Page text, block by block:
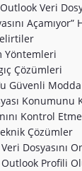
Veri
Açamıyor”
Yöntemleri
Çözümleri
Güvenli
Konumunu
Kontrol Etme
Çözümler
Dosyasını
Profili